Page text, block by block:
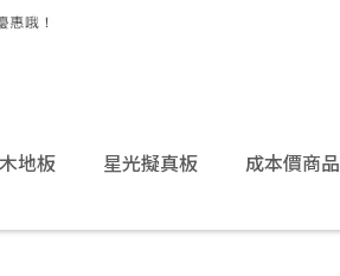
地板 星光擬真板 成本價商品